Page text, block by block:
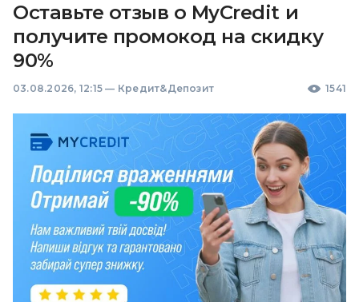
Оставьте отзыв о MyCredit и
получите промокод на скидку
90%
03.08.2026, 12:15 — Кредит&Депозит 1541